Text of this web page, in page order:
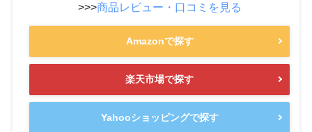
>>>商品レビュー・口コミを見る
Amazonで探す
楽天市場で探す
Yahooショッピングで探す